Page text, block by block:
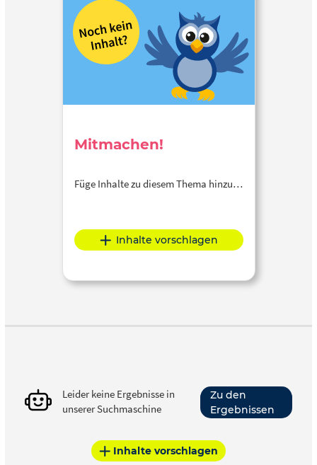
Mitmachen!
Füge Inhalte zu diesem Thema hinzu…
Inhalte vorschlagen
Leider keine Ergebnisse in
unserer Suchmaschine
Zu den
Ergebnissen
Inhalte vorschlagen